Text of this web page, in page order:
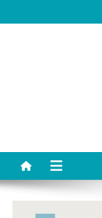
completas e
como